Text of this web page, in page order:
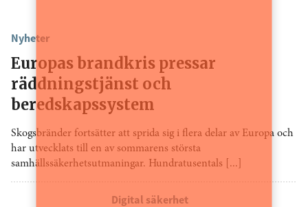
Nyheter
Europas brandkris pressar
räddningstjänst och
beredskapssystem
Skogsbränder fortsätter att sprida sig i flera delar av Europa och
har utvecklats till en av sommarens största
samhällssäkerhetsutmaningar. Hundratusentals [...]
Digital säkerhet